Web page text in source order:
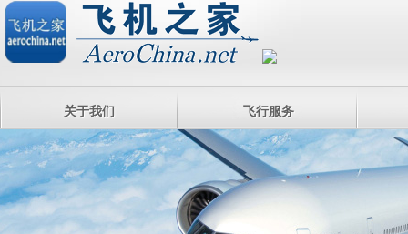
关于我们 飞行服务